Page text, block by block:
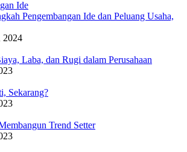
Pengembangan Ide dan Peluang Usaha,
2024
Laba, dan Rugi dalam Perusahaan
Sekarang?
Trend Setter